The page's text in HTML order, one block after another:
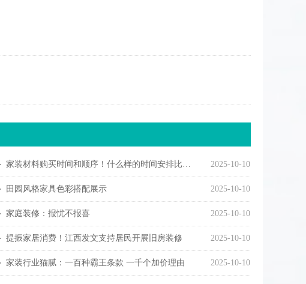
2025-10-10
家装材料购买时间和顺序！什么样的时间安排比较合理
2025-10-10
田园风格家具色彩搭配展示
2025-10-10
家庭装修：报忧不报喜
2025-10-10
提振家居消费！江西发文支持居民开展旧房装修
2025-10-10
家装行业猫腻：一百种霸王条款 一千个加价理由